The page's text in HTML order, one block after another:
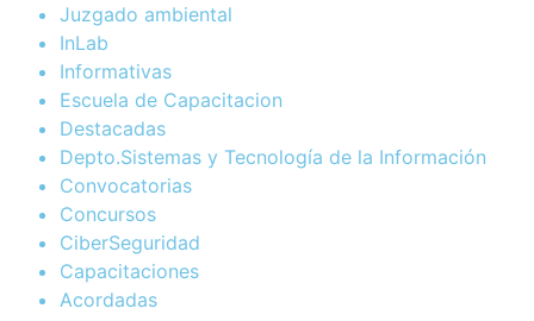
Juzgado ambiental
InLab
Informativas
Escuela de Capacitacion
Destacadas
Depto.Sistemas y Tecnología de la Información
Convocatorias
Concursos
CiberSeguridad
Capacitaciones
Acordadas